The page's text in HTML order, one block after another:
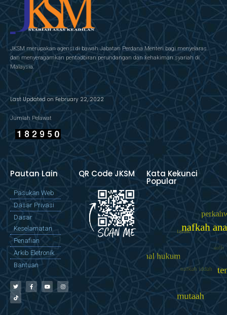
JKSM merupakan agensi di bawah Jabatan Perdana Menteri bagi menyelaras
dan menyeragamkan pentadbiran perundangan dan kehakiman syariah di
Malaysia.
Last Updated on February 22, 2022
Jumlah Pelawat
Pautan Lain
Pasukan Web
Dasar Privasi
Dasar
Keselamatan
Penafian
Arkib Eletronik
Bantuan
QR Code JKSM Kata Kekunci
Popular